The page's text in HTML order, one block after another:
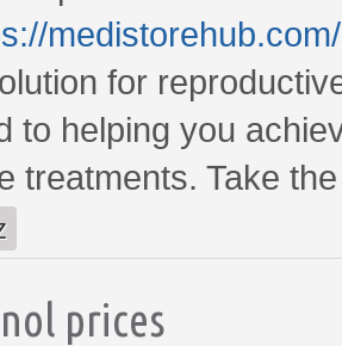
for
to helping you
treatments. Take
prices